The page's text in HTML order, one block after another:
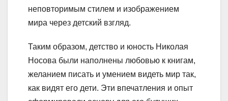
неповторимым стилем и изображением
мира через детский взгляд.
Таким образом, детство и юность Николая
Носова были наполнены любовью к книгам,
желанием писать и умением видеть мир так,
как видят его дети. Эти впечатления и опыт